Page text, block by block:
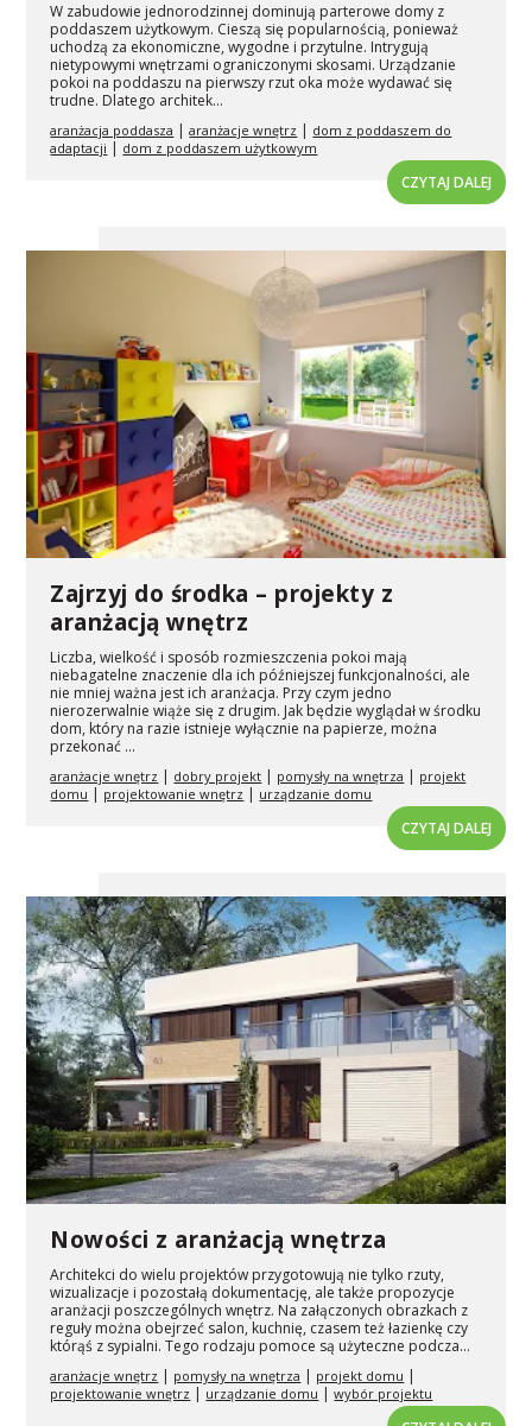
W zabudowie jednorodzinnej dominują parterowe domy z
poddaszem użytkowym. Cieszą się popularnością, ponieważ
uchodzą za ekonomiczne, wygodne i przytulne. Intrygują
nietypowymi wnętrzami ograniczonymi skosami. Urządzanie
pokoi na poddaszu na pierwszy rzut oka może wydawać się
trudne. Dlatego architek...
aranżacja poddasza |aranżacje wnętrz | dom z poddaszem do
adaptacji | dom z poddaszem użytkowym
CZYTAJ DALEJ
Zajrzyj do środka – projekty z
aranżacją wnętrz
Liczba, wielkość i sposób rozmieszczenia pokoi mają
niebagatelne znaczenie dla ich późniejszej funkcjonalności, ale
nie mniej ważna jest ich aranżacja. Przy czym jedno
nierozerwalnie wiąże się z drugim. Jak będzie wyglądał w środku
dom, który na razie istnieje wyłącznie na papierze, można
przekonać ...
aranżacje wnętrz | dobry projekt | pomysły na wnętrza | projekt
domu | projektowanie wnętrz | urządzanie domu
CZYTAJ DALEJ
Nowości z aranżacją wnętrza
Architekci do wielu projektów przygotowują nie tylko rzuty,
wizualizacje i pozostałą dokumentację, ale także propozycje
aranżacji poszczególnych wnętrz. Na załączonych obrazkach z
reguły można obejrzeć salon, kuchnię, czasem też łazienkę czy
którąś z sypialni. Tego rodzaju pomoce są użyteczne podcza...
aranżacje wnętrz | pomysły na wnętrza | projekt domu |
projektowanie wnętrz | urządzanie domu |wybór projektu